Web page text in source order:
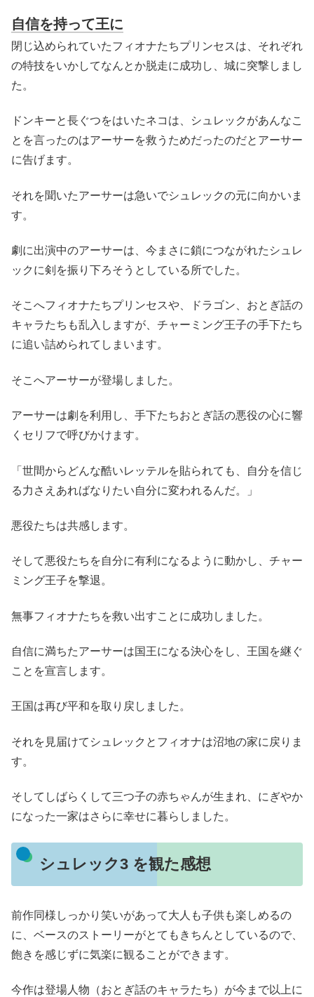
自信を持って王に
閉じ込められていたフィオナたちプリンセスは、それぞれ
の特技をいかしてなんとか脱走に成功し、城に突撃しまし
た。
ドンキーと長ぐつをはいたネコは、シュレックがあんなこ
とを言ったのはアーサーを救うためだったのだとアーサー
に告げます。
それを聞いたアーサーは急いでシュレックの元に向かいま
す。
劇に出演中のアーサーは、今まさに鎖につながれたシュレ
ックに剣を振り下ろそうとしている所でした。
そこへフィオナたちプリンセスや、ドラゴン、おとぎ話の
キャラたちも乱入しますが、チャーミング王子の手下たち
に追い詰められてしまいます。
そこへアーサーが登場しました。
アーサーは劇を利用し、手下たちおとぎ話の悪役の心に響
くセリフで呼びかけます。
「世間からどんな酷いレッテルを貼られても、自分を信じ
る力さえあればなりたい自分に変われるんだ。」
悪役たちは共感します。
そして悪役たちを自分に有利になるように動かし、チャー
ミング王子を撃退。
無事フィオナたちを救い出すことに成功しました。
自信に満ちたアーサーは国王になる決心をし、王国を継ぐ
ことを宣言します。
王国は再び平和を取り戻しました。
それを見届けてシュレックとフィオナは沼地の家に戻りま
す。
そしてしばらくして三つ子の赤ちゃんが生まれ、にぎやか
になった一家はさらに幸せに暮らしました。
シュレック3 を観た感想
前作同様しっかり笑いがあって大人も子供も楽しめるの
に、ベースのストーリーがとてもきちんとしているので、
飽きを感じずに気楽に観ることができます。
今作は登場人物（おとぎ話のキャラたち）が今まで以上に